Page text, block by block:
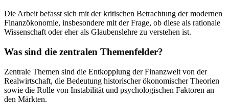
Die Arbeit befasst sich mit der kritischen Betrachtung der modernen
Finanzökonomie, insbesondere mit der Frage, ob diese als rationale
Wissenschaft oder eher als Glaubenslehre zu verstehen ist.
Was sind die zentralen Themenfelder?
Zentrale Themen sind die Entkopplung der Finanzwelt von der
Realwirtschaft, die Bedeutung historischer ökonomischer Theorien
sowie die Rolle von Instabilität und psychologischen Faktoren an
den Märkten.